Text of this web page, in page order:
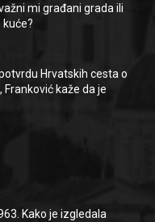
mi građani grada ili
Hrvatskih cesta o
kaže da je
Kako je izgledala